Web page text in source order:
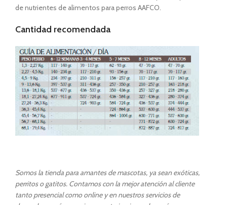
de nutrientes de alimentos para perros AAFCO.
Cantidad recomendada
Somos la tienda para amantes de mascotas, ya sean exóticas,
perritos o gatitos. Contamos con la mejor atención al cliente
tanto presencial como online y en nuestros servicios de